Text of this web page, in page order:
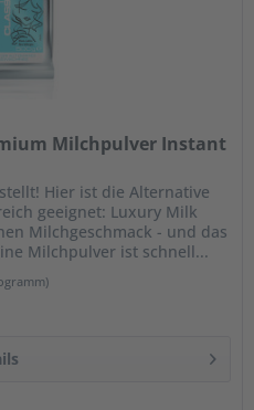
Milchpulver Instant
Hier ist die Alternative
geeignet: Luxury Milk
Milchgeschmack - und das
Milchpulver ist schnell...